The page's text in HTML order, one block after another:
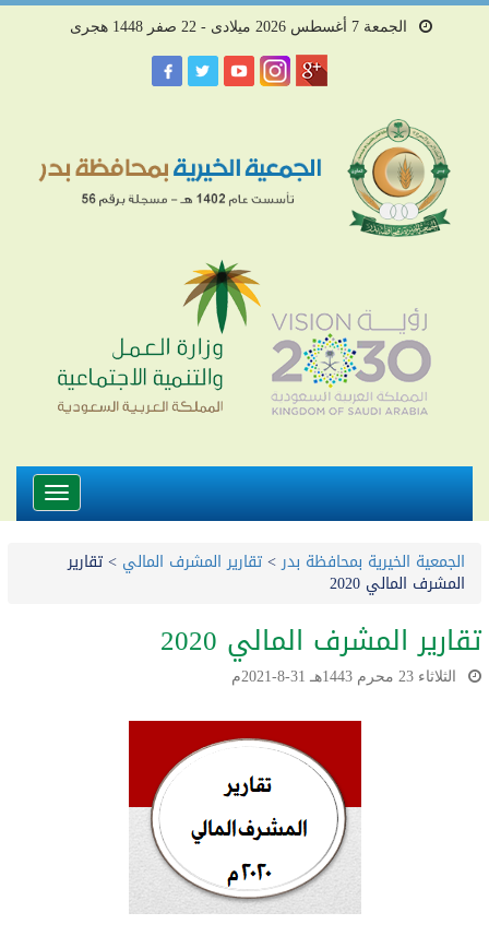
الجمعة 7 أغسطس 2026 ميلادى - 22 صفر 1448 هجرى
Toggle
الجمعية الخيرية بمحافظة بدر>تقارير المشرف المالي >تقارير
المشرف المالي 2020
تقارير المشرف المالي 2020
الثلاثاء 23 محرم 1443هـ 31-8-2021م